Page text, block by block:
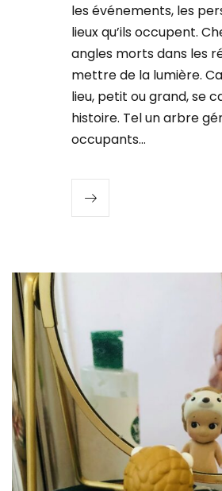
les événements, les
lieux qu’ils occupent.
angles morts dans les
mettre de la lumière.
lieu, petit ou grand, se
histoire. Tel un arbre
occupants…